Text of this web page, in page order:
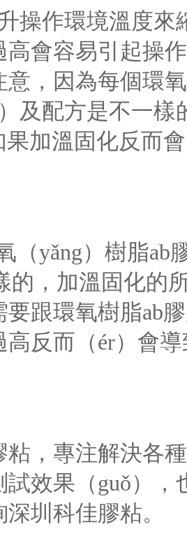
操作環境溫度來
高會容易引起操
意，因為每個環
及配方是不一
果加溫固化反而
（yǎng）樹脂ab
的，加溫固化的
要跟環氧樹脂ab
反而（ér）會
，專注解決各
試效果（guǒ）
圳科佳膠粘。